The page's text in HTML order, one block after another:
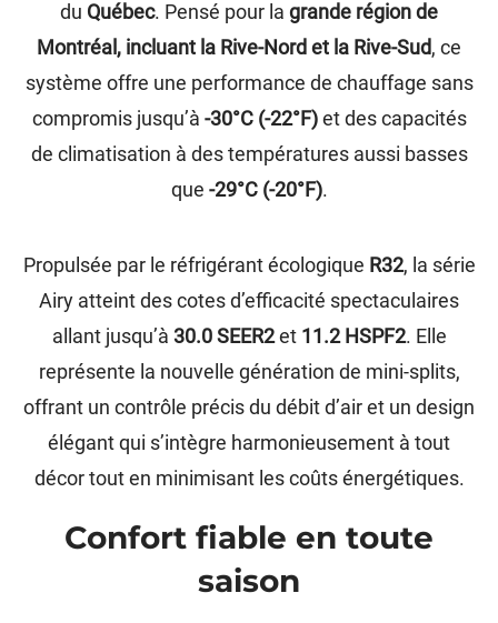
du Québec. Pensé pour la grande région de
Montréal, incluant la Rive-Nord et la Rive-Sud, ce
système offre une performance de chauffage sans
compromis jusqu’à -30°C (-22°F)et des capacités
de climatisation à des températures aussi basses
que -29°C (-20°F).
Propulsée par le réfrigérant écologique R32, la série
Airy atteint des cotes d’efficacité spectaculaires
allant jusqu’à 30.0 SEER2et 11.2 HSPF2. Elle
représente la nouvelle génération de mini-splits,
offrant un contrôle précis du débit d’air et un design
élégant qui s’intègre harmonieusement à tout
décor tout en minimisant les coûts énergétiques.
Confort fiable en toute
saison